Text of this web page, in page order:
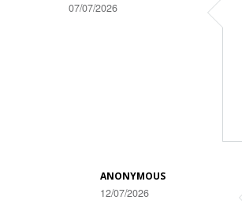
07/07/2026
ANONYMOUS
12/07/2026